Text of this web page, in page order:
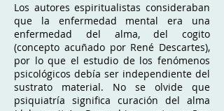
Los autores espiritualistas consideraban
que la enfermedad mental era una
enfermedad del alma, del cogito
(concepto acuñado por René Descartes),
por lo que el estudio de los fenómenos
psicológicos debía ser independiente del
sustrato material. No se olvide que
psiquiatría significa curación del alma